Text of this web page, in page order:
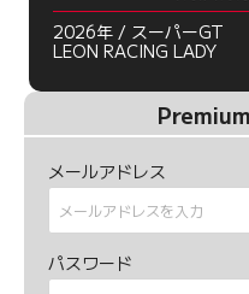
2026年 / スーパーGT
LEON RACING LADY
メールアドレス
パスワード